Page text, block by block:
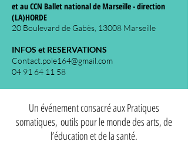
et au CCN Ballet national de Marseille - direction
(LA)HORDE
20 Boulevard de Gabès, 13008 Marseille
INFOS et RESERVATIONS
Contact.pole164@gmail.com
04 91 64 11 58
Un événement consacré aux Pratiques
somatiques, outils pour le monde des arts, de
l’éducation et de la santé.